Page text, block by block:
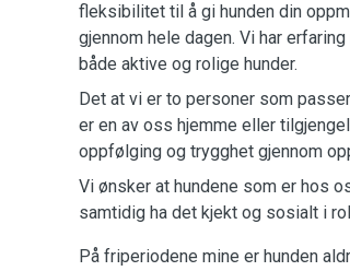
fleksibilitet til å gi hunden din
gjennom hele dagen. Vi har
både aktive og rolige hunder.
Det at vi er to personer som
er en av oss hjemme eller
oppfølging og trygghet gjennom
Vi ønsker at hundene som er hos
samtidig ha det kjekt og sosialt i
På friperiodene mine er hunden